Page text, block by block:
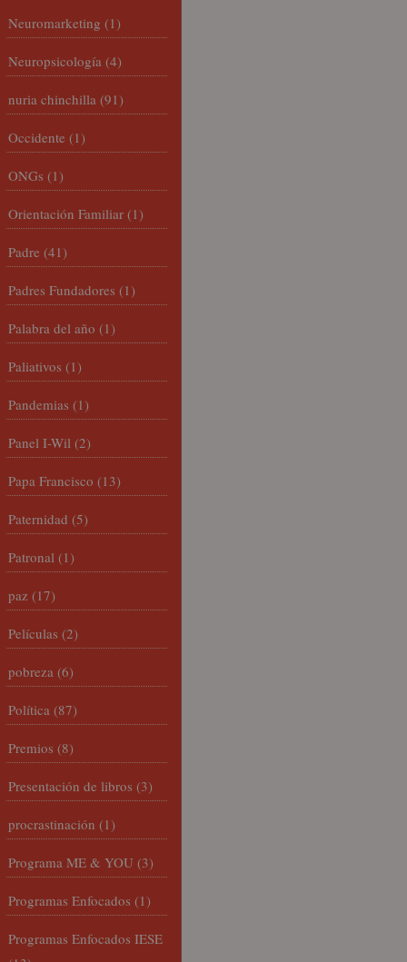
Neuromarketing (1)
Neuropsicología (4)
nuria chinchilla (91)
Occidente (1)
ONGs (1)
Orientación Familiar (1)
Padre (41)
Padres Fundadores (1)
Palabra del año (1)
Paliativos (1)
Pandemias (1)
Panel I-Wil (2)
Papa Francisco (13)
Paternidad (5)
Patronal (1)
paz (17)
Películas (2)
pobreza (6)
Política (87)
Premios (8)
Presentación de libros (3)
procrastinación (1)
Programa ME & YOU (3)
Programas Enfocados (1)
Programas Enfocados IESE